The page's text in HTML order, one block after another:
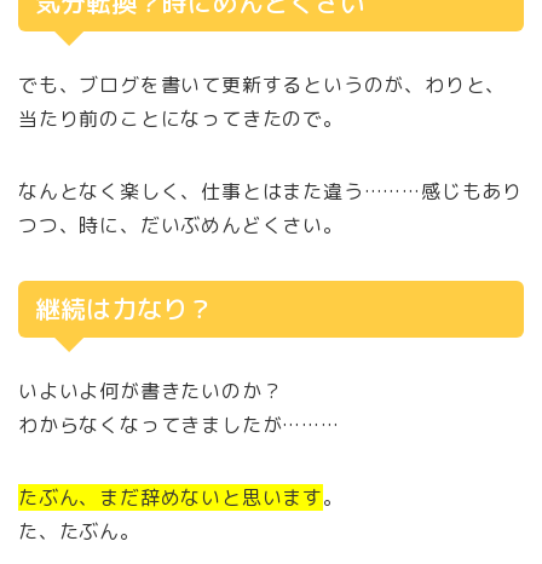
でも、ブログを書いて更新するというのが、わりと、
当たり前のことになってきたので。
なんとなく楽しく、仕事とはまた違う………感じもあり
つつ、時に、だいぶめんどくさい。
継続は力なり？
いよいよ何が書きたいのか？
わからなくなってきましたが………
たぶん、まだ辞めないと思います。
た、たぶん。